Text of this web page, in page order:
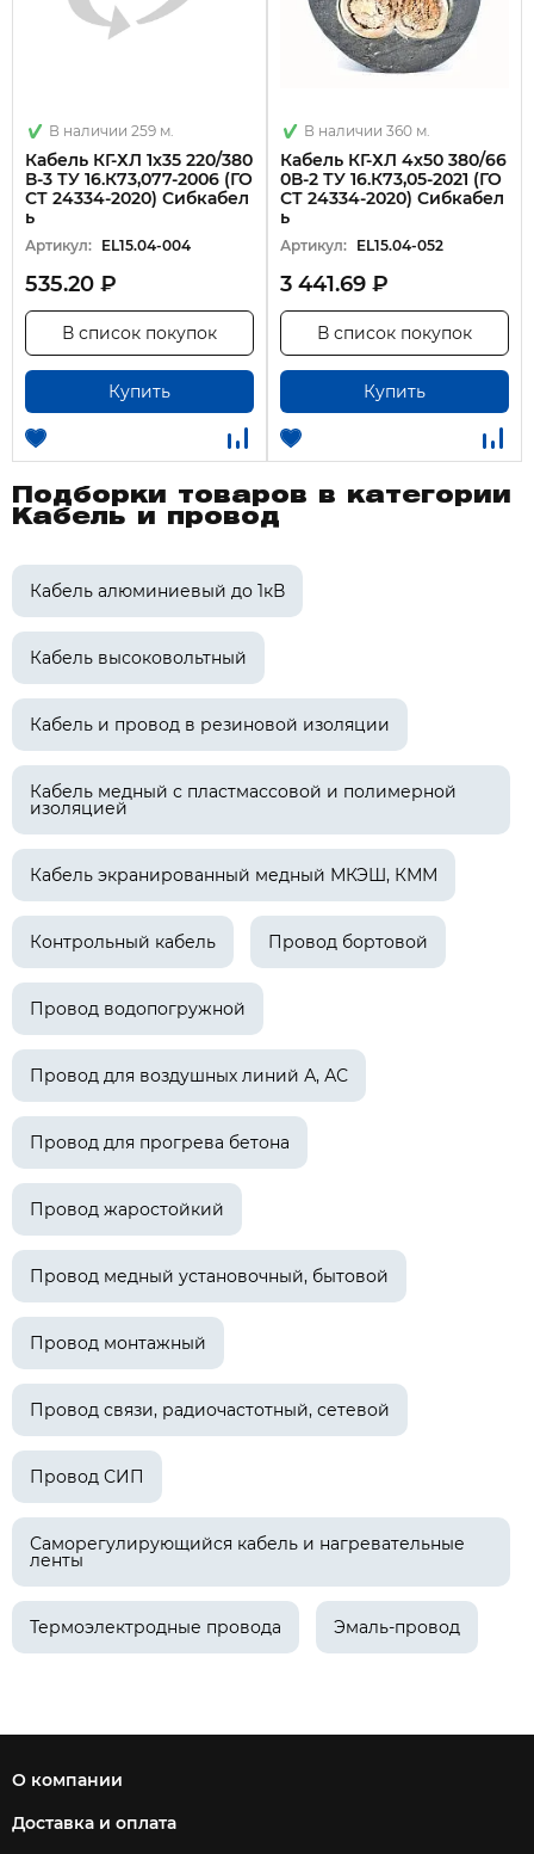
В наличии 259 м.
Кабель КГ-ХЛ 1х35 220/380
В-3 ТУ 16.К73,077-2006 (ГО
СТ 24334-2020) Сибкабел
ь
Артикул: EL15.04-004
535.20 ₽
Купить
В список покупок
В наличии 360 м.
Кабель КГ-ХЛ 4х50 380/66
0В-2 ТУ 16.К73,05-2021 (ГО
СТ 24334-2020) Сибкабел
ь
Артикул: EL15.04-052
3 441.69 ₽
Купить
В список покупок
Подборки товаров в категории
Кабель и провод
Кабель алюминиевый до 1кВ
Кабель высоковольтный
Кабель и провод в резиновой изоляции
Кабель медный с пластмассовой и полимерной
изоляцией
Кабель экранированный медный МКЭШ, КММ
Контрольный кабель Провод бортовой
Провод водопогружной
Провод для воздушных линий А, АС
Провод для прогрева бетона
Провод жаростойкий
Провод медный установочный, бытовой
Провод монтажный
Провод связи, радиочастотный, сетевой
Провод СИП
Саморегулирующийся кабель и нагревательные
ленты
Термоэлектродные провода Эмаль-провод
О компании
Доставка и оплата